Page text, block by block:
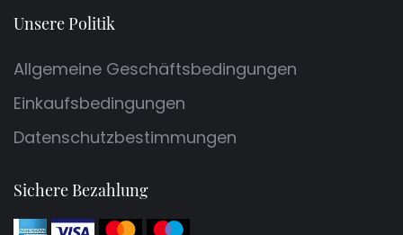
Unsere Politik
Allgemeine Geschäftsbedingungen
Einkaufsbedingungen
Datenschutzbestimmungen
Sichere Bezahlung